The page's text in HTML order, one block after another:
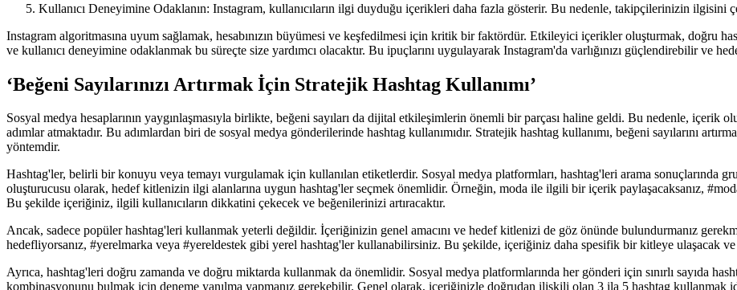
Kullanıcı Deneyimine Odaklanın: Instagram, kullanıcıların ilgi duyduğu içerikleri daha fazla gösterir. Bu nedenle, takipçilerinizin ilgisini
Instagram algoritmasına uyum sağlamak, hesabınızın büyümesi ve keşfedilmesi için kritik bir faktördür. Etkileyici içerikler oluşturmak, doğru
ve kullanıcı deneyimine odaklanmak bu süreçte size yardımcı olacaktır. Bu ipuçlarını uygulayarak Instagram'da varlığınızı güçlendirebilir ve
‘Beğeni Sayılarınızı Artırmak İçin Stratejik Hashtag Kullanımı’
Sosyal medya hesaplarının yaygınlaşmasıyla birlikte, beğeni sayıları da dijital etkileşimlerin önemli bir parçası haline geldi. Bu nedenle, içerik
adımlar atmaktadır. Bu adımlardan biri de sosyal medya gönderilerinde hashtag kullanımıdır. Stratejik hashtag kullanımı, beğeni sayılarını
yöntemdir.
Hashtag'ler, belirli bir konuyu veya temayı vurgulamak için kullanılan etiketlerdir. Sosyal medya platformları, hashtag'leri arama sonuçlarında
oluşturucusu olarak, hedef kitlenizin ilgi alanlarına uygun hashtag'ler seçmek önemlidir. Örneğin, moda ile ilgili bir içerik paylaşacaksanız,
Bu şekilde içeriğiniz, ilgili kullanıcıların dikkatini çekecek ve beğenilerinizi artıracaktır.
Ancak, sadece popüler hashtag'leri kullanmak yeterli değildir. İçeriğinizin genel amacını ve hedef kitlenizi de göz önünde bulundurmanız
hedefliyorsanız, #yerelmarka veya #yereldestek gibi yerel hashtag'ler kullanabilirsiniz. Bu şekilde, içeriğiniz daha spesifik bir kitleye ulaşacak
Ayrıca, hashtag'leri doğru zamanda ve doğru miktarda kullanmak da önemlidir. Sosyal medya platformlarında her gönderi için sınırlı sayıda
kombinasyonunu bulmak için deneme yanılma yapmanız gerekebilir. Genel olarak, içeriğinizle doğrudan ilişkili olan 3 ila 5 hashtag kullanmak